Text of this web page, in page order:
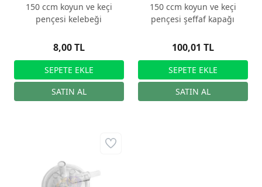
150 ccm koyun ve keçi
pençesi kelebeği
8,00 TL
150 ccm koyun ve keçi
pençesi şeffaf kapağı
100,01 TL